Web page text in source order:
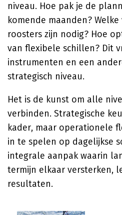
niveau. Hoe pak je de
komende maanden?
roosters zijn nodig? Hoe
van flexibele schillen? Dit
instrumenten en een
strategisch niveau.
Het is de kunst om alle
verbinden. Strategische
kader, maar operationele
in te spelen op dagelijkse
integrale aanpak waarin
termijn elkaar versterken,
resultaten.